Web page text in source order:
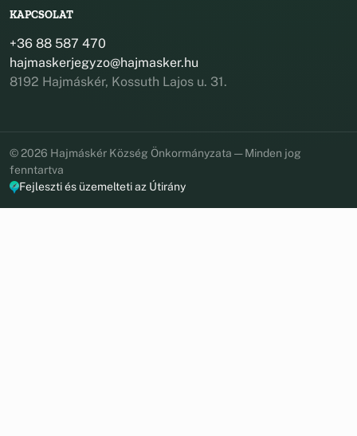
KAPCSOLAT
+36 88 587 470
hajmaskerjegyzo@hajmasker.hu
8192 Hajmáskér, Kossuth Lajos u. 31.
© 2026 Hajmáskér Község Önkormányzata — Minden jog
fenntartva
Fejleszti és üzemelteti az Útirány